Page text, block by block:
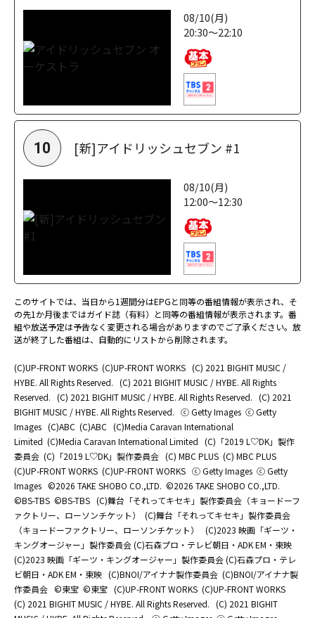
08/10(月)
20:30～22:10
10 [新]アイドリッシュセブン #1
08/10(月)
12:00～12:30
このサイトでは、当日から1週間分はEPGと同等の番組情報が表示され、そ
の先1か月後まではガイド誌（有料）と同等の番組情報が表示されます。番
組や放送予定は予告なく変更される場合がありますのでご了承ください。放
送が終了した番組は、自動的にリストから削除されます。
(C)UP-FRONT WORKS (C)UP-FRONT WORKS (C) 2021 BIGHIT MUSIC /
HYBE. All Rights Reserved. (C) 2021 BIGHIT MUSIC / HYBE. All Rights
Reserved. (C) 2021 BIGHIT MUSIC / HYBE. All Rights Reserved. (C) 2021
BIGHIT MUSIC / HYBE. All Rights Reserved. ⓒ Getty Images ⓒ Getty
Images (C)ABC (C)ABC (C)Media Caravan International
Limited (C)Media Caravan International Limited (C)「2019 L♡DK」製作
委員会 (C)「2019 L♡DK」製作委員会 (C) MBC PLUS (C) MBC PLUS
(C)UP-FRONT WORKS (C)UP-FRONT WORKS ⓒ Getty Images ⓒ Getty
Images ©2026 TAKE SHOBO CO.,LTD. ©2026 TAKE SHOBO CO.,LTD.
©BS-TBS ©BS-TBS (C)舞台「それってキセキ」製作委員会（キョードーフ
ァクトリー、ローソンチケット）
(C)舞台「それってキセキ」製作委員会
（キョードーファクトリー、ローソンチケット）
(C)2023 映画「ギーツ・
キングオージャー」製作委員会 (C)石森プロ・テレビ朝日・ADK EM・東映
(C)2023 映画「ギーツ・キングオージャー」製作委員会 (C)石森プロ・テレ
ビ朝日・ADK EM・東映 (C)BNOI/アイナナ製作委員会 (C)BNOI/アイナナ製
作委員会 ©東宝 ©東宝 (C)UP-FRONT WORKS (C)UP-FRONT WORKS
(C) 2021 BIGHIT MUSIC / HYBE. All Rights Reserved. (C) 2021 BIGHIT